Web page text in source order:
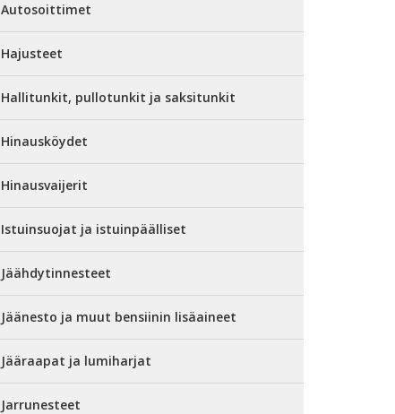
Autosoittimet
Hajusteet
Hallitunkit, pullotunkit ja saksitunkit
Hinausköydet
Hinausvaijerit
Istuinsuojat ja istuinpäälliset
Jäähdytinnesteet
Jäänesto ja muut bensiinin lisäaineet
Jääraapat ja lumiharjat
Jarrunesteet